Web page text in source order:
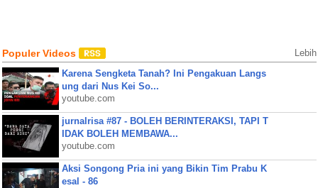
Populer Videos Lebih
Karena Sengketa Tanah? Ini Pengakuan Langs
ung dari Nus Kei So...
youtube.com
jurnalrisa #87 - BOLEH BERINTERAKSI, TAPI T
IDAK BOLEH MEMBAWA...
youtube.com
Aksi Songong Pria ini yang Bikin Tim Prabu K
esal - 86